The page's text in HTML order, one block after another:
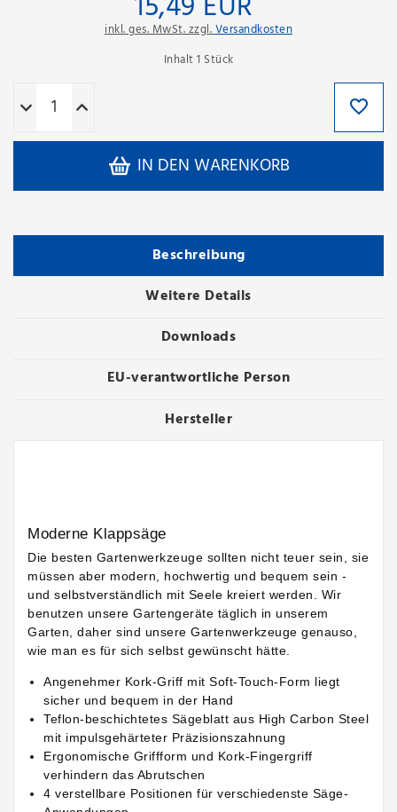
inkl. ges. MwSt. zzgl.Versandkosten
Inhalt1 Stück
IN DEN WARENKORB
Beschreibung
Weitere Details
Downloads
EU-verantwortliche Person
Hersteller
Moderne Klappsäge
Die besten Gartenwerkzeuge sollten nicht teuer sein, sie
müssen aber modern, hochwertig und bequem sein -
und selbstverständlich mit Seele kreiert werden. Wir
benutzen unsere Gartengeräte täglich in unserem
Garten, daher sind unsere Gartenwerkzeuge genauso,
wie man es für sich selbst gewünscht hätte.
Angenehmer Kork-Griff mit Soft-Touch-Form liegt
sicher und bequem in der Hand
Teflon-beschichtetes Sägeblatt aus High Carbon Steel
mit impulsgehärteter Präzisionszahnung
Ergonomische Griffform und Kork-Fingergriff
verhindern das Abrutschen
4 verstellbare Positionen für verschiedenste Säge-